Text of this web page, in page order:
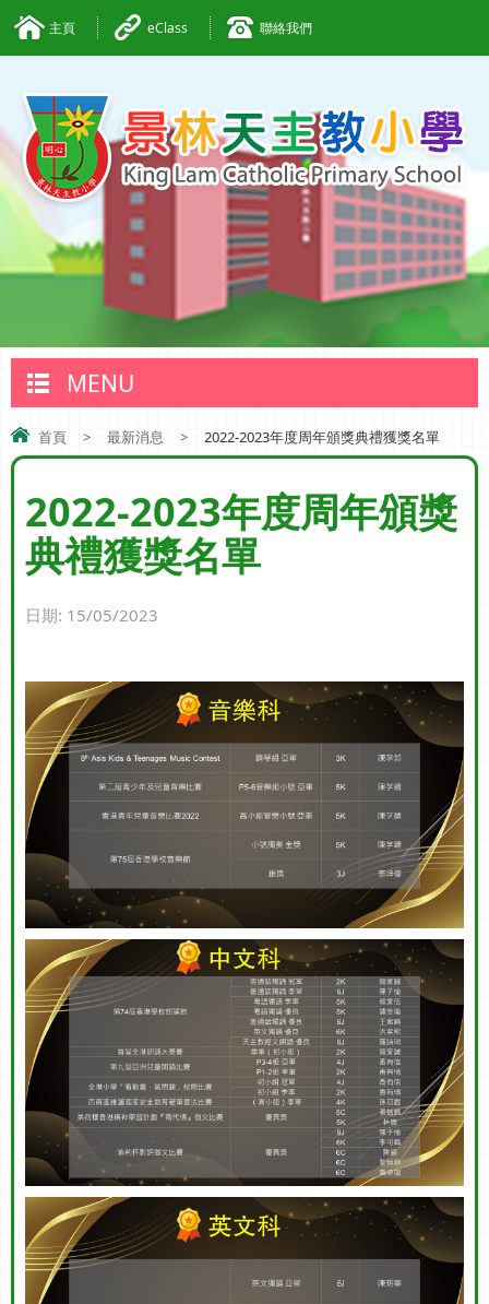
主頁 eClass 聯絡我們
MENU
首頁 > 最新消息 > 2022-2023年度周年頒獎典禮獲獎名單
2022-2023年度周年頒獎
典禮獲獎名單
日期: 15/05/2023